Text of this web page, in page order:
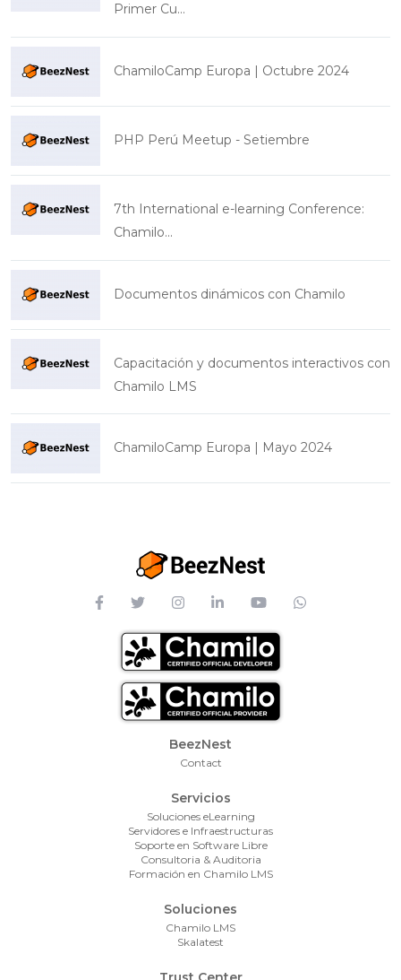
Primer Cu...
ChamiloCamp Europa | Octubre 2024
PHP Perú Meetup - Setiembre
7th International e-learning Conference:
Chamilo...
Documentos dinámicos con Chamilo
Capacitación y documentos interactivos con
Chamilo LMS
ChamiloCamp Europa | Mayo 2024
Footer Menu
BeezNest
Contact
Servicios
Soluciones eLearning
Servidores e Infraestructuras
Soporte en Software Libre
Consultoria & Auditoria
Formación en Chamilo LMS
Soluciones
Chamilo LMS
Skalatest